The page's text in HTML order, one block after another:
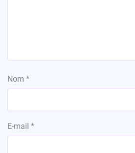
Nom *
E-mail *